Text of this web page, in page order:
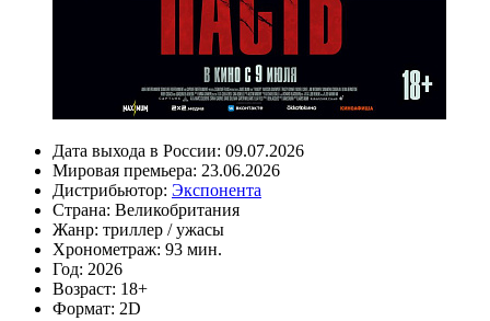
Дата выхода в России: 09.07.2026
Мировая премьера: 23.06.2026
Дистрибьютор: Экспонента
Страна: Великобритания
Жанр: триллер /ужасы
Хронометраж: 93 мин.
Год: 2026
Возраст: 18+
Формат: 2D